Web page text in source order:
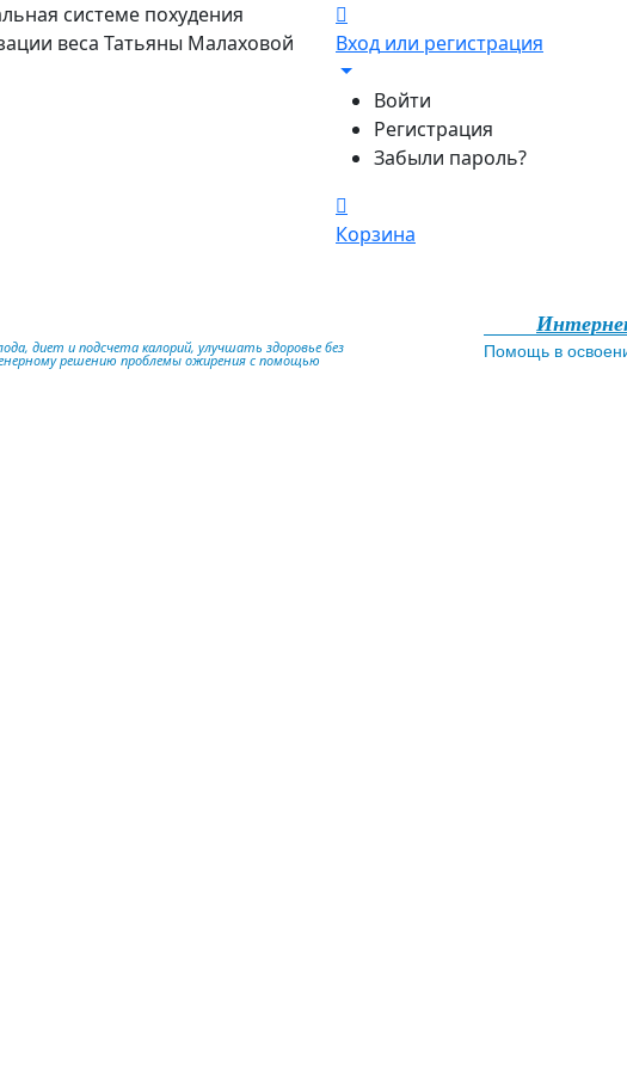
системе похудения
веса Татьяны Малаховой
Вход или регистрация
Войти
Регистрация
Забыли пароль?
Корзина
диет и подсчета калорий, улучшать здоровье без
решению проблемы ожирения с помощью Помощь в